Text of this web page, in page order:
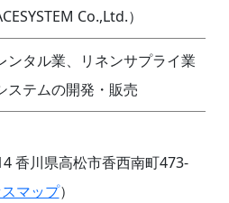
Co.,Ltd.）
ンタル業、リネンサプライ業
ステムの開発・販売
香川県高松市香西南町473-
マップ）